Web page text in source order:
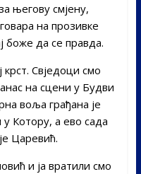
његову смјену,
на прозивке
боже да се правда.
крст. Свједоци смо
на сцени у Будви
воља грађана је
Котору, а ево сада
Царевић.
и ја вратили смо